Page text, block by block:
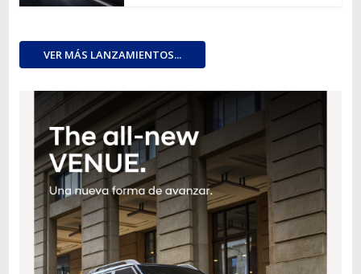
VER MÁS LANZAMIENTOS...